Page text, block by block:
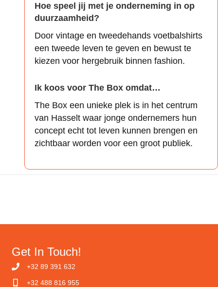
Hoe speel jij met je onderneming in op
duurzaamheid?
Door vintage en tweedehands voetbalshirts
een tweede leven te geven en bewust te
kiezen voor hergebruik binnen fashion.
Ik koos voor The Box omdat…
The Box een unieke plek is in het centrum
van Hasselt waar jonge ondernemers hun
concept echt tot leven kunnen brengen en
zichtbaar worden voor een groot publiek.
Get In Touch!
+32 89 391 632
+32 488 816 955